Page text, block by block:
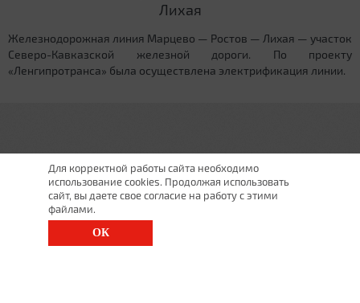
Лихая
Железнодорожная линия Марцево — Ростов — Лихая — участок
Северо-Кавказской железной дороги. По проекту
«Ленгипротранса» была осуществлена электрификация линии.
Для корректной работы сайта необходимо
использование cookies. Продолжая использовать
сайт, вы даете свое согласие на работу с этими
файлами.
ОК